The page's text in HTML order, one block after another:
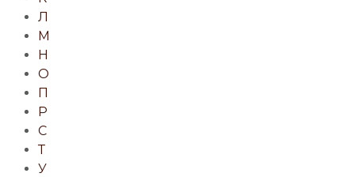
Л
М
Н
О
П
Р
С
Т
У